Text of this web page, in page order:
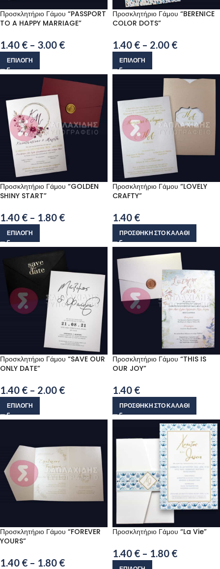
Προσκλητήριο Γάμου “PASSPORT
TO A HAPPY MARRIAGE”
1.40 € – 3.00 €
ΕΠΙΛΟΓΉ
Προσκλητήριο Γάμου “BERENICE
COLOR DOTS”
1.40 € – 2.00 €
ΕΠΙΛΟΓΉ
Προσκλητήριο Γάμου “GOLDEN
SHINY START”
1.40 € – 1.80 €
ΕΠΙΛΟΓΉ
Προσκλητήριο Γάμου “LOVELY
CRAFTY”
1.40 €
ΠΡΟΣΘΉΚΗ ΣΤΟ ΚΑΛΆΘΙ
Προσκλητήριο Γάμου “SAVE OUR
ONLY DATE”
1.40 € – 2.00 €
ΕΠΙΛΟΓΉ
Προσκλητήριο Γάμου “THIS IS
OUR JOY”
1.40 €
ΠΡΟΣΘΉΚΗ ΣΤΟ ΚΑΛΆΘΙ
Προσκλητήριο Γάμου “FOREVER
YOURS”
1.40 € – 1.80 €
Προσκλητήριο Γάμου “La Vie”
1.40 € – 1.80 €